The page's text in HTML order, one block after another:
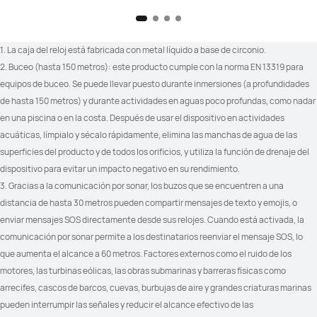
1. La caja del reloj está fabricada con metal líquido a base de circonio.
2. Buceo (hasta 150 metros): este producto cumple con la norma EN 13319 para
equipos de buceo. Se puede llevar puesto durante inmersiones (a profundidades
de hasta 150 metros) y durante actividades en aguas poco profundas, como nadar
en una piscina o en la costa. Después de usar el dispositivo en actividades
acuáticas, límpialo y sécalo rápidamente, elimina las manchas de agua de las
superficies del producto y de todos los orificios, y utiliza la función de drenaje del
dispositivo para evitar un impacto negativo en su rendimiento.
3. Gracias a la comunicación por sonar, los buzos que se encuentren a una
distancia de hasta 30 metros pueden compartir mensajes de texto y emojis, o
enviar mensajes SOS directamente desde sus relojes. Cuando está activada, la
comunicación por sonar permite a los destinatarios reenviar el mensaje SOS, lo
que aumenta el alcance a 60 metros. Factores externos como el ruido de los
motores, las turbinas eólicas, las obras submarinas y barreras físicas como
arrecifes, cascos de barcos, cuevas, burbujas de aire y grandes criaturas marinas
pueden interrumpir las señales y reducir el alcance efectivo de las